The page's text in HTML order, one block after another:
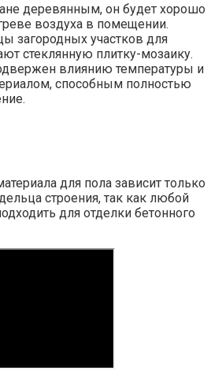
деревянным, он будет хорошо
воздуха в помещении.
загородных участков для
стеклянную плитку-мозаику.
влиянию температуры и
способным полностью
для пола зависит только
строения, так как любой
для отделки бетонного